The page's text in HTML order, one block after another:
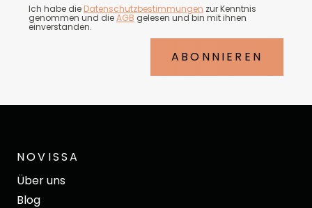
Ich habe die Datenschutzbestimmungen zur Kenntnis
genommen und dieAGB gelesen und bin mit ihnen
einverstanden.
ABONNIEREN
NOVISSA
Über uns
Blog